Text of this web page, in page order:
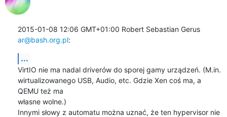
2015-01-08 12:06 GMT+01:00 Robert Sebastian Gerus
ar@bash.org.pl:
...
VirtIO nie ma nadal driverów do sporej gamy urządzeń. (M.in.
wirtualizowanego USB, Audio, etc. Gdzie Xen coś ma, a
QEMU też ma
własne wolne.)
Innymi słowy z automatu można uznać, że ten hypervisor nie